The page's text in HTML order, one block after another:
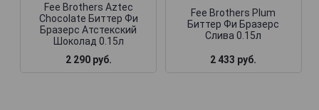
Fee Brothers Aztec
Chocolate Биттер Фи
Бразерс Атстекский
Шоколад 0.15л
2 290 руб.
Fee Brothers Plum
Биттер Фи Бразерс
Слива 0.15л
2 433 руб.